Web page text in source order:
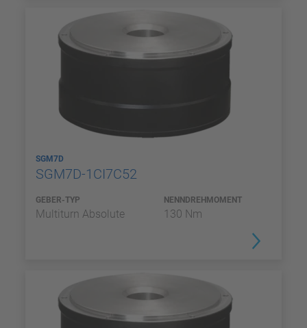
SGM7D
SGM7D-1CI7C52
GEBER-TYP
Multiturn Absolute
NENNDREHMOMENT
130 Nm